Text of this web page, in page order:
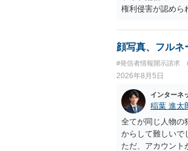
権利侵害が認めら
顔写真、フルネ
#発信者情報開示請求
2026年8月5日
インターネ
稲葉 進太
全てが同じ人物の
からして難しいで
ただ、アカウント